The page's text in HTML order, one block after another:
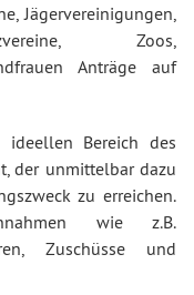
Jägervereinigungen,
Zoos,
Anträge auf
Bereich des
der unmittelbar dazu
zu erreichen.
wie z.B.
Zuschüsse und